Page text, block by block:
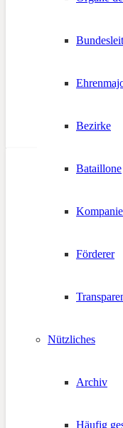
Bezirke
Bataillone
Förderer
Nützliches
Archiv
Häufig